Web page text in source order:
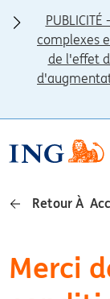
complexes
de l'effet
Retour À
Merci